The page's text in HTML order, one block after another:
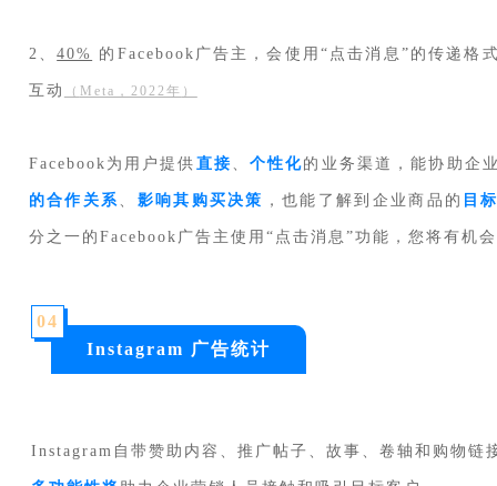
2、40% 的Facebook广告主，会使用“点击消息”的传递格
互动 （ Meta，2022年 ）
Facebook为用户提供 直接 、个性化的业务渠道，能协助企
的合作关系、 影响其购买决策 ，也能了解到企业商品的 目
分之一的Facebook广告主使用“点击消息”功能，您将有机
04
Instagram 广告统计
Instagram自带赞助内容、推广帖子、故事、卷轴和购物链